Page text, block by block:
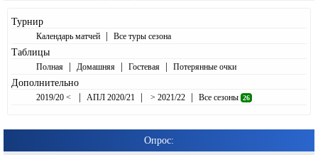
Турнир
Календарь матчей | Все туры сезона
Таблицы
Полная | Домашняя | Гостевая | Потерянные очки
Дополнительно
2019/20 < | АПЛ 2020/21 | > 2021/22 | Все сезоны 26
Опрос: